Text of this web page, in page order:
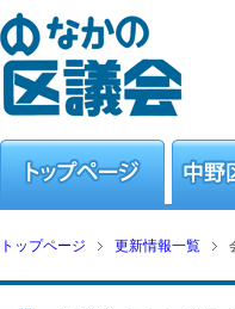
トップページ 更新情報一覧